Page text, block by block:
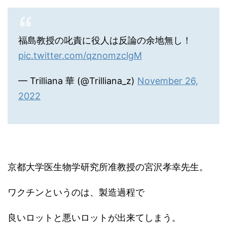
福島教授の叱責に役人は反論の余地無し！
pic.twitter.com/qznomzclgM
— Trilliana 華 (@Trilliana_z) November 26,
2022
京都大学医生物学研究所准教授の宮沢孝幸先生。
ワクチンというのは、製造過程で
良いロットと悪いロットが出来てしまう。